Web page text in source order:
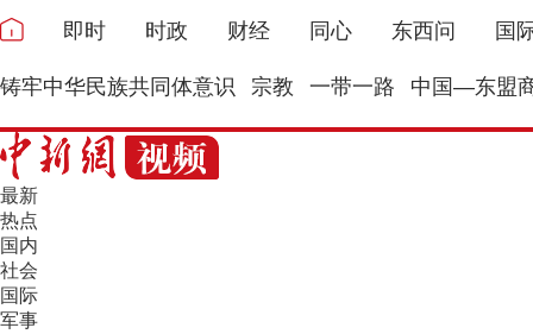
即时 时政 财经 同心 东西问 国
铸牢中华民族共同体意识 宗教 一带一路 中国—东盟
最新
热点
国内
社会
国际
军事